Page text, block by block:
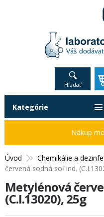
Hľadať
Úvod Chemikálie a
červená sodná soľ ind.
Metylénová
(C.I.13020), 25g
Kategórie
Nákup